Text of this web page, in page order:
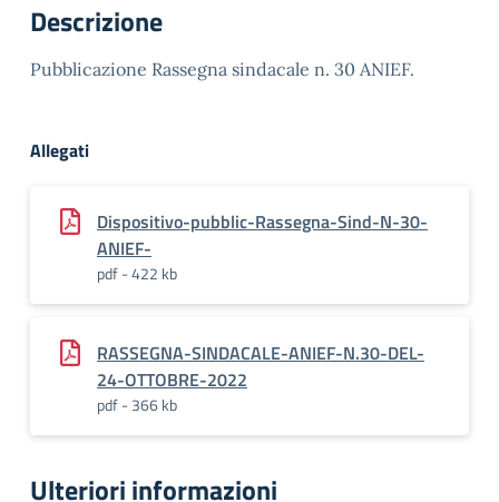
Descrizione
Pubblicazione Rassegna sindacale n. 30 ANIEF.
Allegati
Dispositivo-pubblic-Rassegna-Sind-N-30-
ANIEF-
pdf - 422 kb
RASSEGNA-SINDACALE-ANIEF-N.30-DEL-
24-OTTOBRE-2022
pdf - 366 kb
Ulteriori informazioni